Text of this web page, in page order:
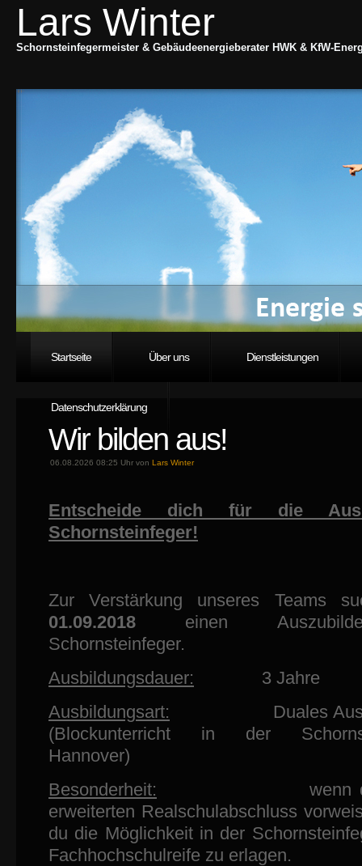
Lars Winter
Schornsteinfegermeister & Gebäudeenergieberater HWK & KfW-
Startseite Über uns Dienstleistungen
Datenschutzerklärung
Wir bilden aus!
06.08.2026 08:25 Uhr von Lars Winter
Entscheide dich für die
Schornsteinfeger!
Zur Verstärkung unseres Teams
01.09.2018 einen
Schornsteinfeger.
Ausbildungsdauer: 3 Jahre
Ausbildungsart: Duales
(Blockunterricht in der
Hannover)
Besonderheit: wenn du
erweiterten Realschulabschluss
du die Möglichkeit in der
Fachhochschulreife zu erlagen.